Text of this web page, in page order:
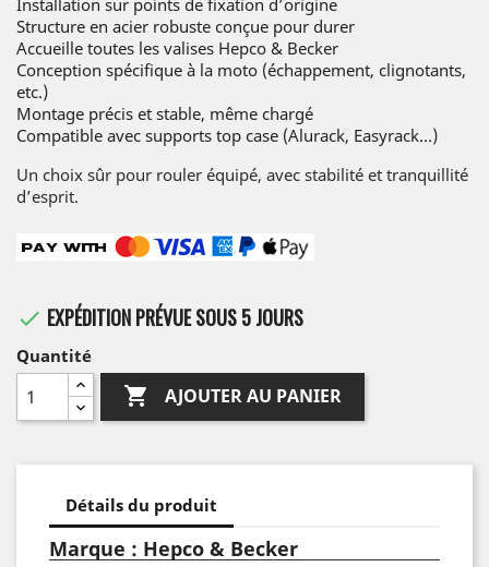
Installation sur points de fixation d’origine
Structure en acier robuste conçue pour durer
Accueille toutes les valises Hepco & Becker
Conception spécifique à la moto (échappement, clignotants,
etc.)
Montage précis et stable, même chargé
Compatible avec supports top case (Alurack, Easyrack…)
Un choix sûr pour rouler équipé, avec stabilité et tranquillité
d’esprit.
 EXPÉDITION PRÉVUE SOUS 5 JOURS
Quantité
 AJOUTER AU PANIER
Détails du produit
Marque : Hepco & Becker